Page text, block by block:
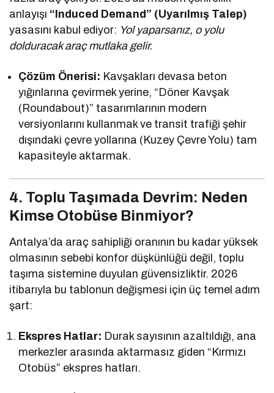
anlayışı “Induced Demand” (Uyarılmış Talep)
yasasını kabul ediyor: Yol yaparsanız, o yolu
dolduracak araç mutlaka gelir.
Çözüm Önerisi: Kavşakları devasa beton
yığınlarına çevirmek yerine, “Döner Kavşak
(Roundabout)” tasarımlarının modern
versiyonlarını kullanmak ve transit trafiği şehir
dışındaki çevre yollarına (Kuzey Çevre Yolu) tam
kapasiteyle aktarmak.
4. Toplu Taşımada Devrim: Neden
Kimse Otobüse Binmiyor?
Antalya’da araç sahipliği oranının bu kadar yüksek
olmasının sebebi konfor düşkünlüğü değil, toplu
taşıma sistemine duyulan güvensizliktir. 2026
itibarıyla bu tablonun değişmesi için üç temel adım
şart:
Ekspres Hatlar: Durak sayısının azaltıldığı, ana
merkezler arasında aktarmasız giden “Kırmızı
Otobüs” ekspres hatları.